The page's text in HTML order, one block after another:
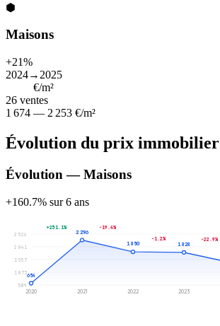
⬢
Maisons
+21%
2024→2025
€/m²
26 ventes
1 674 — 2 253 €/m²
Évolution du prix immobilier
Évolution — Maisons
+160.7% sur 6 ans
589
1 073
1 557
2 041
2 526
654
2020
2 296
2021
1 850
2022
1 828
2023
+251.1% -19.4%
-1.2% -22.9%